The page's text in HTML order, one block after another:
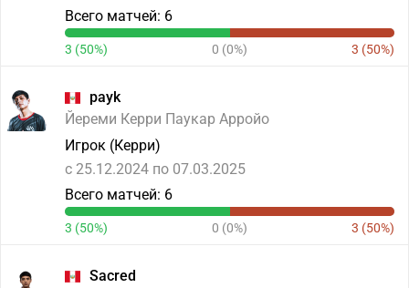
Всего матчей: 6
3 (50%) 0 (0%) 3 (50%)
payk
Йереми Керри Паукар Арройо
Игрок (Керри)
c 25.12.2024 по 07.03.2025
Всего матчей: 6
3 (50%) 0 (0%) 3 (50%)
Sacred